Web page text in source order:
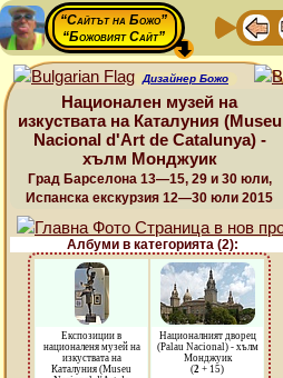
“Сайтът на Божо”
“Божовият Сайт”
Дизайнер Божо
Национален музей на
изкуствата на Каталуния (Museu
Nacional d'Art de Catalunya) -
хълм Монджуик
Град Барселона 13—15, 29 и 30 юли,
Испанска екскурзия 12—30 юли 2015
Албуми в категорията (2):
Експозиции в
националеня музей на
изкуствата на
Каталуния (Museu
Националният дворец
(Palau Nacional) - хълм
Монджуик
(2 + 15)